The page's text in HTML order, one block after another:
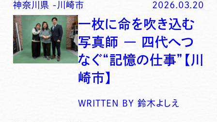
神奈川県 - 川崎市 2026.03.20
一枚に命を吹き込む
写真師 ― 四代へつ
なぐ“記憶の仕事”【川
崎市】
WRITTEN BY 鈴木よしえ